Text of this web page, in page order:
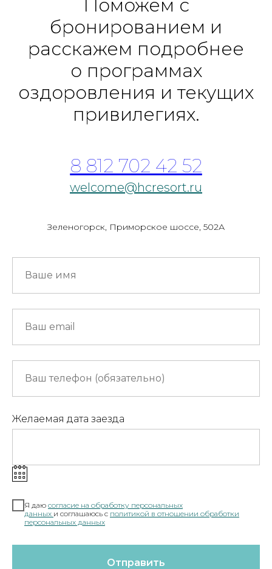
Поможем с
бронированием и
расскажем подробнее
о программах
оздоровления и текущих
привилегиях.
8 812 702 42 52
welcome@hcresort.ru
Зеленогорск, Приморское шоссе, 502А
Желаемая дата заезда
Я даю согласие на обработку персональных
данных и соглашаюсь c политикой в отношении обработки
персональных данных
Отправить